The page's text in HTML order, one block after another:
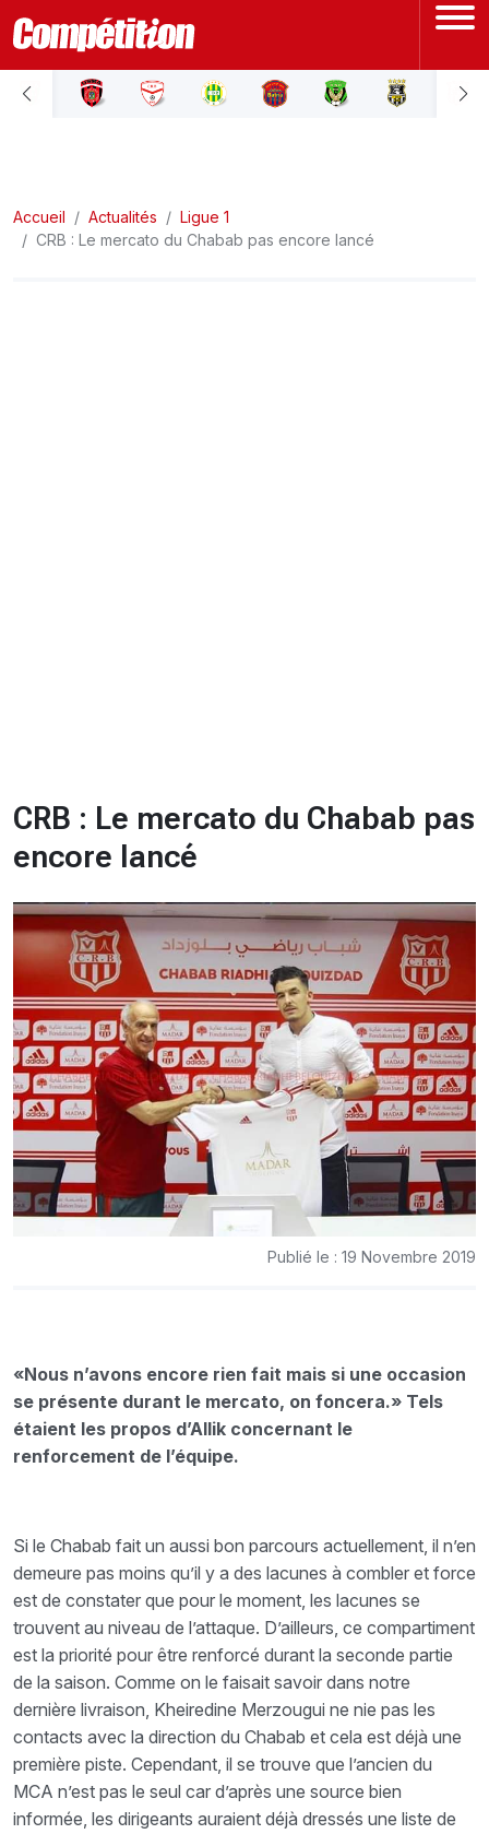
ACCUEIL
LIGUE 2
Accueil Actualités
Ligue 1
CRB : Le mercato du Chabab pas encore lancé
CRB : Le mercato du Chabab pas
encore lancé
Publié le : 19 Novembre 2019
«Nous n’avons encore rien fait mais si une occasion
se présente durant le mercato, on foncera.» Tels
étaient les propos d’Allik concernant le
renforcement de l’équipe.
Si le Chabab fait un aussi bon parcours actuellement, il n’en
demeure pas moins qu’il y a des lacunes à combler et force
est de constater que pour le moment, les lacunes se
trouvent au niveau de l’attaque. D’ailleurs, ce compartiment
est la priorité pour être renforcé durant la seconde partie
de la saison. Comme on le faisait savoir dans notre
dernière livraison, Kheiredine Merzougui ne nie pas les
contacts avec la direction du Chabab et cela est déjà une
première piste. Cependant, il se trouve que l’ancien du
MCA n’est pas le seul car d’après une source bien
informée, les dirigeants auraient déjà dressés une liste de